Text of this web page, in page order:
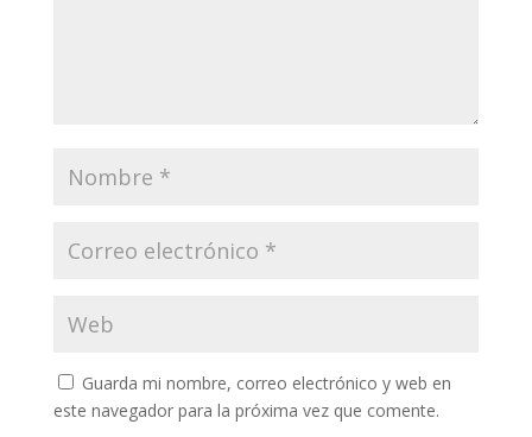
Guarda mi nombre, correo electrónico y web en
este navegador para la próxima vez que comente.